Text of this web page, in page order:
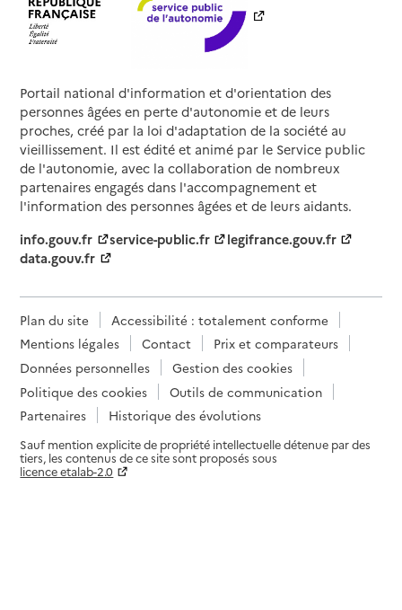
Portail national d'information et d'orientation des
personnes âgées en perte d'autonomie et de leurs
proches, créé par la loi d'adaptation de la société au
vieillissement. Il est édité et animé par le Service public
de l'autonomie, avec la collaboration de nombreux
partenaires engagés dans l'accompagnement et
l'information des personnes âgées et de leurs aidants.
info.gouv.fr
service-public.fr
legifrance.gouv.fr
data.gouv.fr
Plan du site
Accessibilité : totalement conforme
Mentions légales
Contact
Prix et comparateurs
Données personnelles
Gestion des cookies
Politique des cookies
Outils de communication
Partenaires
Historique des évolutions
Sauf mention explicite de propriété intellectuelle détenue par des
tiers, les contenus de ce site sont proposés sous
licence etalab-2.0